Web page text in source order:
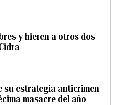
y hieren a otros dos
su estrategia anticrimen
masacre del año